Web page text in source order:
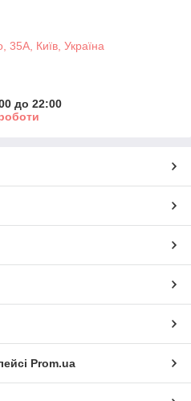
35А, Київ, Україна
до 22:00
Prom.ua